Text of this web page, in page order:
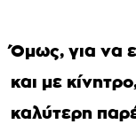
Όμως, για να
και με
καλύτερη